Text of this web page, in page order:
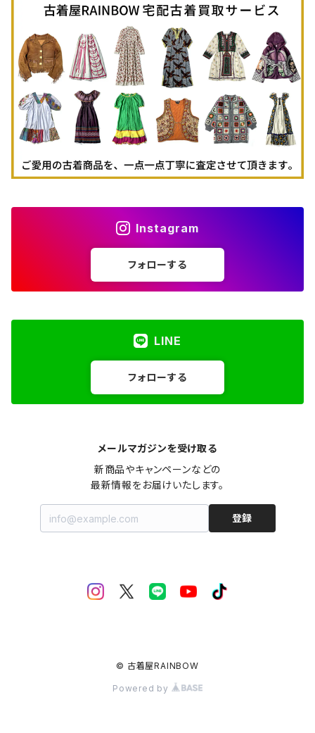
古着パーカー
古着タンクトップ
Instagram
フォローする
LINE
フォローする
メールマガジンを受け取る
新商品やキャンペーンなどの
最新情報をお届けいたします。
登録
© 古着屋RAINBOW
Powered by